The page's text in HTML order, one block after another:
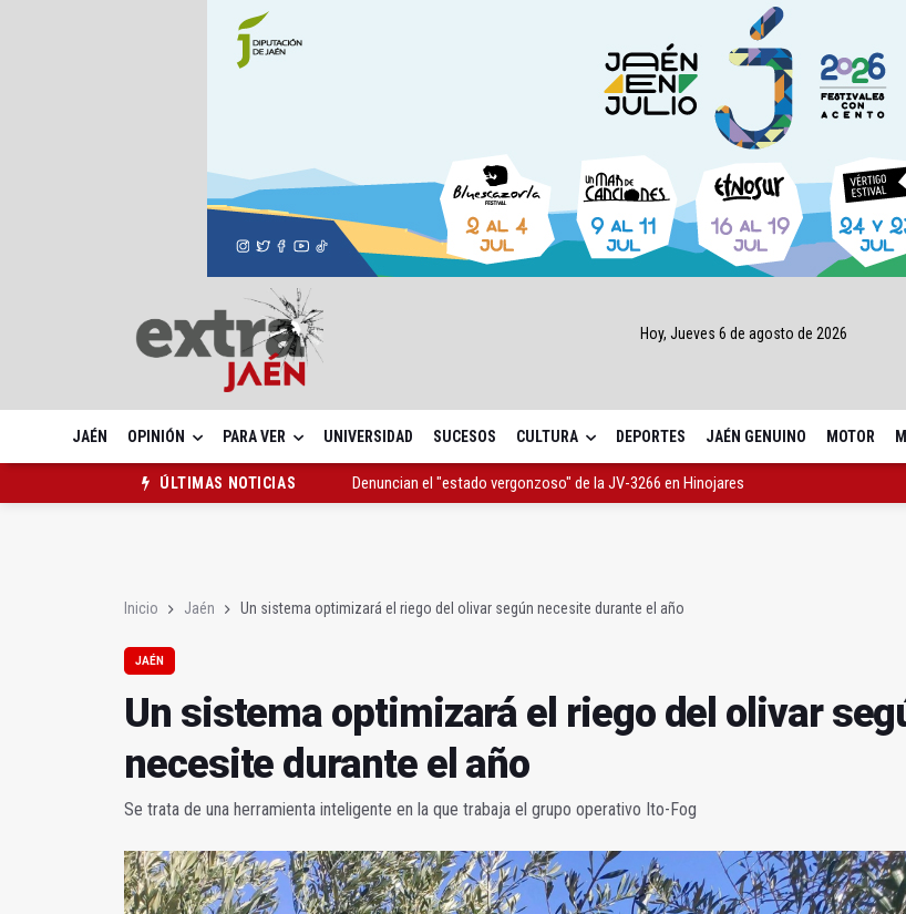
Hoy, Jueves 6 de agosto de 2026
JAÉN OPINIÓN PARA VER UNIVERSIDAD SUCESOS CULTURA DEPORTES JAÉN GENUINO MOTOR
ÚLTIMAS NOTICIAS
La mutación de manial de IFEJA aportará al Ayuntamiento 7,31 millones
Inicio Jaén Un sistema optimizará el riego del olivar según necesite durante el año
JAÉN
Un sistema optimizará el riego del olivar
necesite durante el año
Se trata de una herramienta inteligente en la que trabaja el grupo operativo Ito-Fog